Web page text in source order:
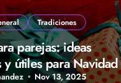
Tradiciones
parejas: ideas
útiles para Navidad
Nov 13, 2025